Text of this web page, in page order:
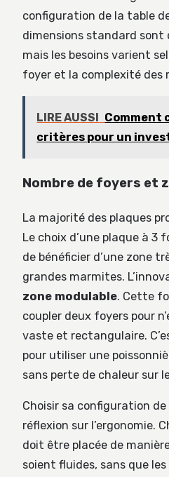
configuration de la table
dimensions standard sont
mais les besoins varient
foyer et la complexité des
LIRE AUSSI Comment
critères pour un
Nombre de foyers et
La majorité des plaques
Le choix d’une plaque à 3
de bénéficier d’une zone
grandes marmites.
zone modulable. Cette
coupler deux foyers pour
vaste et rectangulaire.
pour utiliser une
sans perte de chaleur sur
Choisir sa configuration
réflexion sur l’ergonomie.
doit être placée de
soient fluides, sans que les